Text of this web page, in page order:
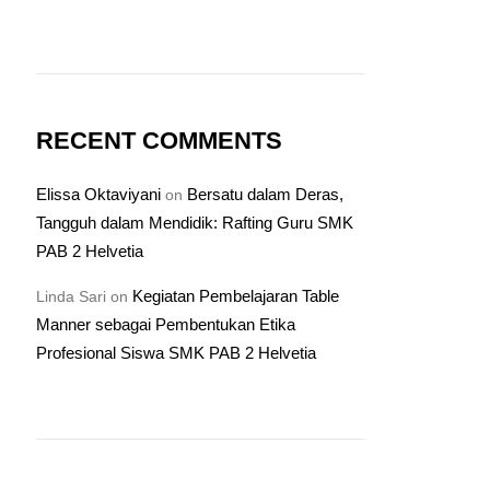
RECENT COMMENTS
Elissa Oktaviyani on Bersatu dalam Deras,
Tangguh dalam Mendidik: Rafting Guru SMK
PAB 2 Helvetia
Linda Sari on Kegiatan Pembelajaran Table
Manner sebagai Pembentukan Etika
Profesional Siswa SMK PAB 2 Helvetia